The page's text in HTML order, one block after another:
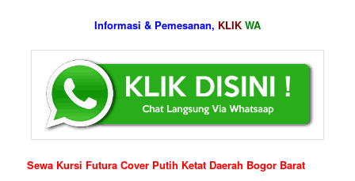
Informasi & Pemesanan, KLIK WA
Sewa Kursi Futura Cover Putih Ketat Daerah Bogor Barat